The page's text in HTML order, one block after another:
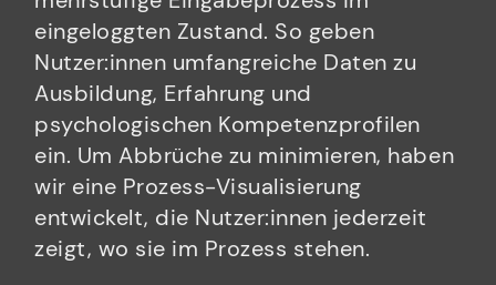
eingeloggten Zustand. So geben
Nutzer:innen umfangreiche Daten zu
Ausbildung, Erfahrung und
psychologischen Kompetenzprofilen
ein. Um Abbrüche zu minimieren, haben
wir eine Prozess-Visualisierung
entwickelt, die Nutzer:innen jederzeit
zeigt, wo sie im Prozess stehen.